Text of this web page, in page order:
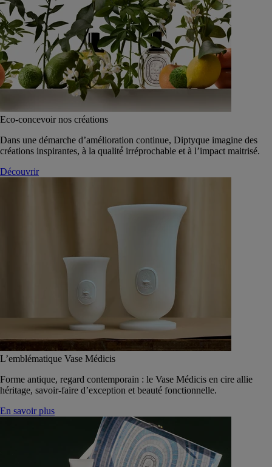
Eco-concevoir nos créations
Dans une démarche d’amélioration continue, Diptyque imagine des
créations inspirantes, à la qualité́ irréprochable et à l’impact maitrisé.
Découvrir
L’emblématique Vase Médicis
Forme antique, regard contemporain : le Vase Médicis en cire allie
héritage, savoir-faire d’exception et beauté fonctionnelle.
En savoir plus